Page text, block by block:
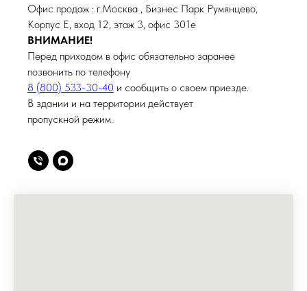
Офис продаж : г.Москва , Бизнес Парк Румянцево,
Корпус Е, вход 12, этаж 3, офис 301е
ВНИМАНИЕ!
Перед приходом в офис обязательно заранее
позвонить по телефону
8 (800) 533-30-40 и сообщить о своем приезде.
В здании и на территории действует
пропускной режим.